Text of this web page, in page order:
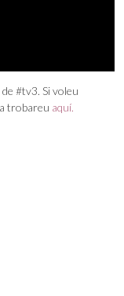
#tv3. Si voleu
trobareu aquí.